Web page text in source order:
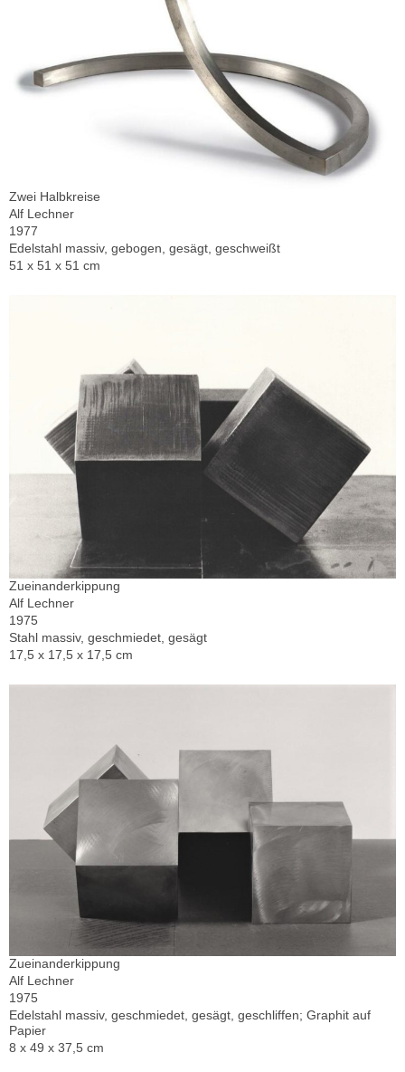
Zwei Halbkreise
Alf Lechner
1977
Edelstahl massiv, gebogen, gesägt, geschweißt
51 x 51 x 51 cm
Zueinanderkippung
Alf Lechner
1975
Stahl massiv, geschmiedet, gesägt
17,5 x 17,5 x 17,5 cm
Zueinanderkippung
Alf Lechner
1975
Edelstahl massiv, geschmiedet, gesägt, geschliffen; Graphit auf
Papier
8 x 49 x 37,5 cm